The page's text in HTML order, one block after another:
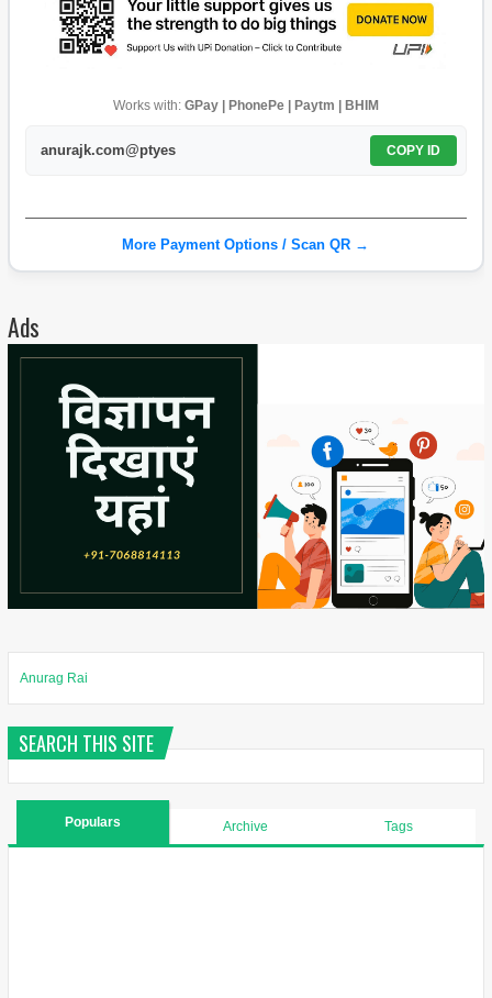
Works with: GPay | PhonePe | Paytm | BHIM
anurajk.com@ptyes COPY ID
More Payment Options / Scan QR →
Ads
Anurag Rai
SEARCH THIS SITE
Populars Archive Tags